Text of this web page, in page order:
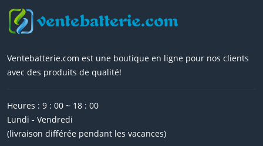
Ventebatterie.com est une boutique en ligne pour nos clients
avec des produits de qualité!
Heures : 9 : 00 ~ 18 : 00
Lundi - Vendredi
(livraison différée pendant les vacances)